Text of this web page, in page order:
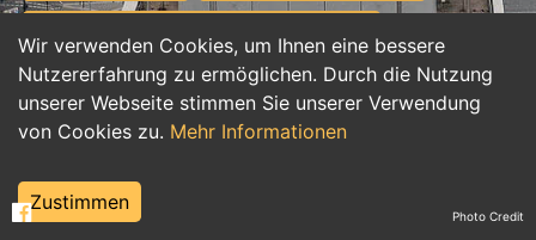
Wir verwenden Cookies, um Ihnen eine bessere
Nutzererfahrung zu ermöglichen. Durch die Nutzung
unserer Webseite stimmen Sie unserer Verwendung
von Cookies zu. Mehr Informationen
Zustimmen
Hilfskräfte, Aushilfs- und Nebenjobs
Einkauf, Logistik, Materialwirtschaft
Weiterbildung, Studium, duale Ausbildung
Tourismus
Photo Credit